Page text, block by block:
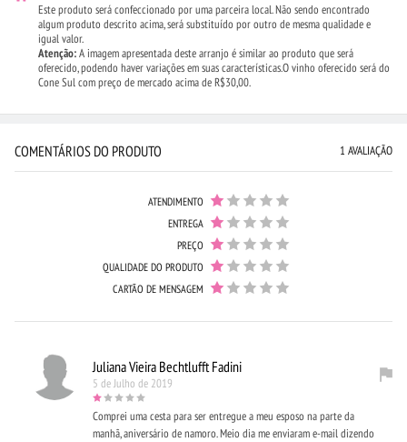
Este produto será confeccionado por uma parceira local. Não sendo encontrado
algum produto descrito acima, será substituído por outro de mesma qualidade e
igual valor.
Atenção:A imagem apresentada deste arranjo é similar ao produto que será
oferecido, podendo haver variações em suas características.O vinho oferecido será do
Cone Sul com preço de mercado acima de R$30,00.
COMENTÁRIOS DO PRODUTO 1 AVALIAÇÃO
ATENDIMENTO
ENTREGA
PREÇO
QUALIDADE DO PRODUTO
CARTÃO DE MENSAGEM
Juliana Vieira Bechtlufft Fadini
5 de Julho de 2019
Comprei uma cesta para ser entregue a meu esposo na parte da
manhã, aniversário de namoro. Meio dia me enviaram e-mail dizendo